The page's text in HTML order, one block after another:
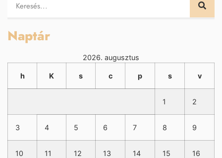
Naptár
2026. augusztus
h K s c p s v
1 2
3 4 5 6 7 8 9
10 11 12 13 14 15 16